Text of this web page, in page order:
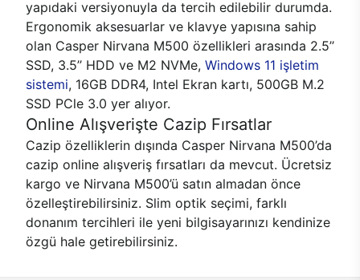
yapıdaki versiyonuyla da tercih edilebilir durumda.
Ergonomik aksesuarlar ve klavye yapısına sahip
olan Casper Nirvana M500 özellikleri arasında 2.5’’
SSD, 3.5’’ HDD ve M2 NVMe, Windows 11 işletim
sistemi, 16GB DDR4, Intel Ekran kartı, 500GB M.2
SSD PCle 3.0 yer alıyor.
Online Alışverişte Cazip Fırsatlar
Cazip özelliklerin dışında Casper Nirvana M500’da
cazip online alışveriş fırsatları da mevcut. Ücretsiz
kargo ve Nirvana M500’ü satın almadan önce
özelleştirebilirsiniz. Slim optik seçimi, farklı
donanım tercihleri ile yeni bilgisayarınızı kendinize
özgü hale getirebilirsiniz.